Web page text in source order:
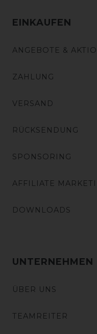
EINKAUFEN
ANGEBOTE &
ZAHLUNG
VERSAND
RÜCKSENDUNG
SPONSORING
AFFILIATE
DOWNLOADS
UNTERNEHMEN
ÜBER UNS
TEAMREITER